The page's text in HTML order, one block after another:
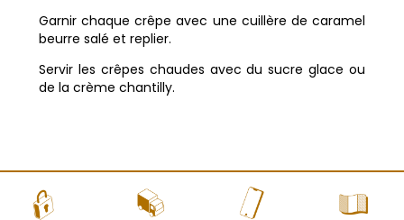
Garnir chaque crêpe avec une cuillère de caramel
beurre salé et replier.
Servir les crêpes chaudes avec du sucre glace ou
de la crème chantilly.